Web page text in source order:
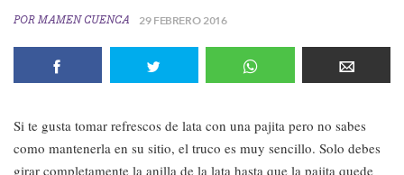
POR MAMEN CUENCA 29 FEBRERO 2016
Si te gusta tomar refrescos de lata con una pajita pero no sabes
como mantenerla en su sitio, el truco es muy sencillo. Solo debes
girar completamente la anilla de la lata hasta que la pajita quede